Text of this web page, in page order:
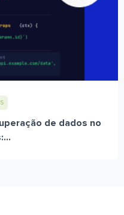
de dados no